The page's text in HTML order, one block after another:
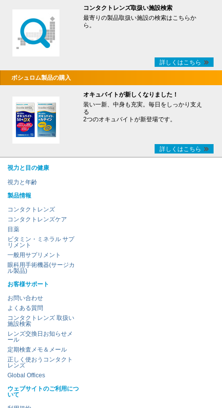
コンタクトレンズ取扱い施設検索
最寄りの製品取扱い施設の検索はこちらか
ら。
詳しくはこちら
ボシュロム製品の購入
オキュバイトが新しくなりました！
装い一新、中身も充実。毎日をしっかり支え
る
2つのオキュバイトが新登場です。
詳しくはこちら
視力と目の健康
視力と年齢
製品情報
コンタクトレンズ
コンタクトレンズケア
目薬
ビタミン・ミネラル サプ
リメント
一般用サプリメント
眼科用手術機器(サージカ
ル製品)
お客様サポート
お問い合わせ
よくある質問
コンタクトレンズ 取扱い
施設検索
レンズ交換日お知らせメ
ール
定期検査メモ＆メール
正しく使おうコンタクト
レンズ
Global Offices
ウェブサイトのご利用につ
いて